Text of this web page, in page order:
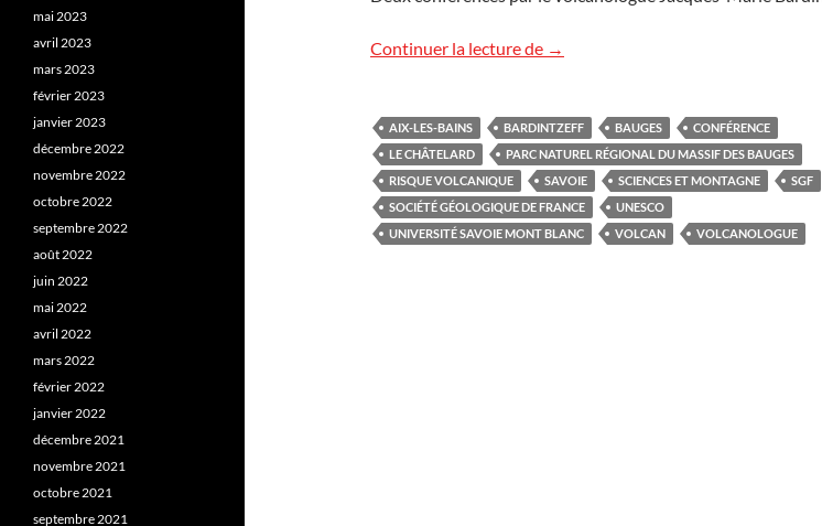
Continuer la lecture de Deux conférences en Savoie
→
AIX-LES-BAINS BARDINTZEFF BAUGES
CONFÉRENCE
LE CHÂTELARD
PARC NATUREL RÉGIONAL DU MASSIF DES BAUGES
RISQUE VOLCANIQUE
SAVOIE SCIENCES ET MONTAGNE
SGF
SOCIÉTÉ GÉOLOGIQUE DE FRANCE
UNESCO
UNIVERSITÉ SAVOIE MONT BLANC
VOLCAN VOLCANOLOGUE
mai 2023
avril 2023
mars 2023
février 2023
janvier 2023
décembre 2022
novembre 2022
octobre 2022
septembre 2022
août 2022
juin 2022
mai 2022
avril 2022
mars 2022
février 2022
janvier 2022
décembre 2021
novembre 2021
octobre 2021
septembre 2021